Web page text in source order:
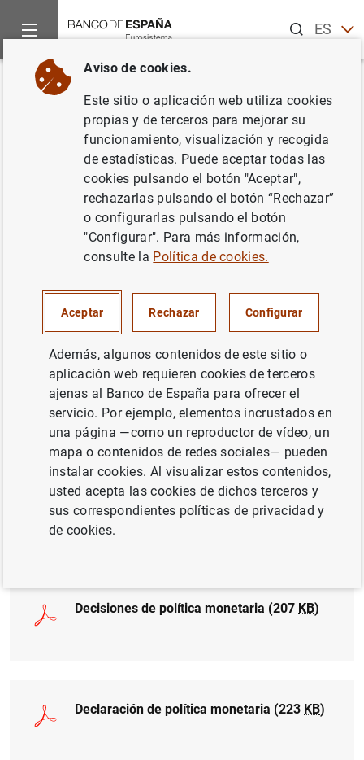
ESEN
Inicio Noticias y eventos
Volver
El BCE mantiene sin cambios
los tipos de interés en marzo
POLÍTICA MONETARIA
TIPOS DE INTERÉS
El tipo de interés de las operaciones principales de
financiación y los tipos de interés de la facilidad
marginal de crédito y de la facilidad de depósito se
mantendrán sin variación en el 4,50 %, el 4,75 % y el
4,00 %, respectivamente.
Decisiones de política monetaria (207 KB)
Declaración de política monetaria (223 KB)
Aviso de cookies.
Este sitio o aplicación web utiliza cookies
propias y de terceros para mejorar su
funcionamiento, visualización y recogida
de estadísticas. Puede aceptar todas las
cookies pulsando el botón "Aceptar",
rechazarlas pulsando el botón “Rechazar”
o configurarlas pulsando el botón
"Configurar". Para más información,
consulte la Política de cookies.
Aceptar Rechazar Configurar
Además, algunos contenidos de este sitio o
aplicación web requieren cookies de terceros
ajenas al Banco de España para ofrecer el
servicio. Por ejemplo, elementos incrustados en
una página —como un reproductor de vídeo, un
mapa o contenidos de redes sociales— pueden
instalar cookies. Al visualizar estos contenidos,
usted acepta las cookies de dichos terceros y
sus correspondientes políticas de privacidad y
de cookies.